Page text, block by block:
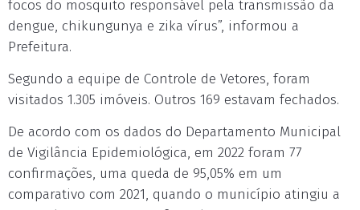
focos do mosquito responsável pela transmissão da
dengue, chikungunya e zika vírus”, informou a
Prefeitura.
Segundo a equipe de Controle de Vetores, foram
visitados 1.305 imóveis. Outros 169 estavam fechados.
De acordo com os dados do Departamento Municipal
de Vigilância Epidemiológica, em 2022 foram 77
confirmações, uma queda de 95,05% em um
comparativo com 2021, quando o município atingiu a